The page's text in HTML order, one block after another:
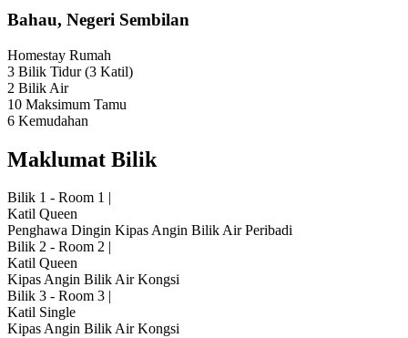
Bahau, Negeri Sembilan
Homestay Rumah
3 Bilik Tidur(3 Katil)
2 Bilik Air
10 Maksimum Tamu
6 Kemudahan
Maklumat Bilik
Bilik 1 - Room 1 |
Katil Queen
Penghawa Dingin Kipas Angin Bilik Air Peribadi
Bilik 2 - Room 2 |
Katil Queen
Kipas Angin Bilik Air Kongsi
Bilik 3 - Room 3 |
Katil Single
Kipas Angin Bilik Air Kongsi